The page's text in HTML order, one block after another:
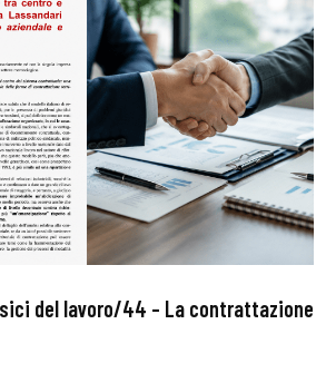
del lavoro/44 – La contrattazione